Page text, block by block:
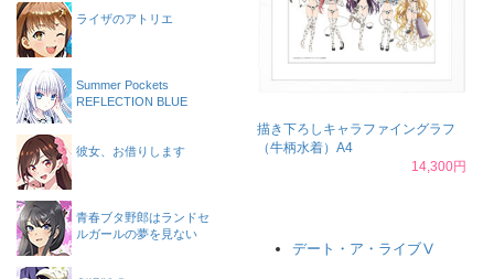
描き下ろしキャラファイングラフ
（牛柄水着）A4
14,300円
デート・ア・ライブⅤ
ライザのアトリエ
Summer Pockets
REFLECTION BLUE
彼女、お借りします
青春ブタ野郎はランドセ
ルガールの夢を見ない